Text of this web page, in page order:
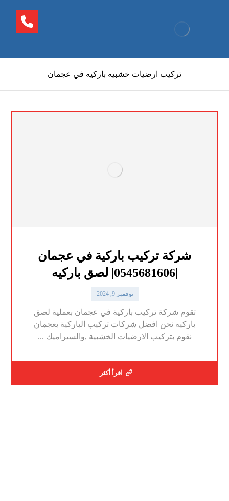
تركيب ارضيات خشبيه باركيه في عجمان
شركة تركيب باركية في عجمان
|0545681606| لصق باركيه
نوفمبر 9, 2024
تقوم شركة تركيب باركية في عجمان بعملية لصق
باركيه نحن افضل شركات تركيب الباركية بعجمان
نقوم بتركيب الارضيات الخشبية ,والسيراميك ...
اقرأ أكثر